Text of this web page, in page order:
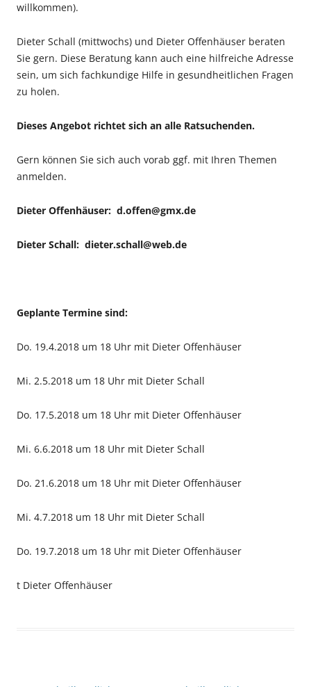
willkommen).
Dieter Schall (mittwochs) und Dieter Offenhäuser beraten
Sie gern. Diese Beratung kann auch eine hilfreiche Adresse
sein, um sich fachkundige Hilfe in gesundheitlichen Fragen
zu holen.
Dieses Angebot richtet sich an alle Ratsuchenden.
Gern können Sie sich auch vorab ggf. mit Ihren Themen
anmelden.
Dieter Offenhäuser: d.offen@gmx.de
Dieter Schall: dieter.schall@web.de
Geplante Termine sind:
Do. 19.4.2018 um 18 Uhr mit Dieter Offenhäuser
Mi. 2.5.2018 um 18 Uhr mit Dieter Schall
Do. 17.5.2018 um 18 Uhr mit Dieter Offenhäuser
Mi. 6.6.2018 um 18 Uhr mit Dieter Schall
Do. 21.6.2018 um 18 Uhr mit Dieter Offenhäuser
Mi. 4.7.2018 um 18 Uhr mit Dieter Schall
Do. 19.7.2018 um 18 Uhr mit Dieter Offenhäuser
t Dieter Offenhäuser